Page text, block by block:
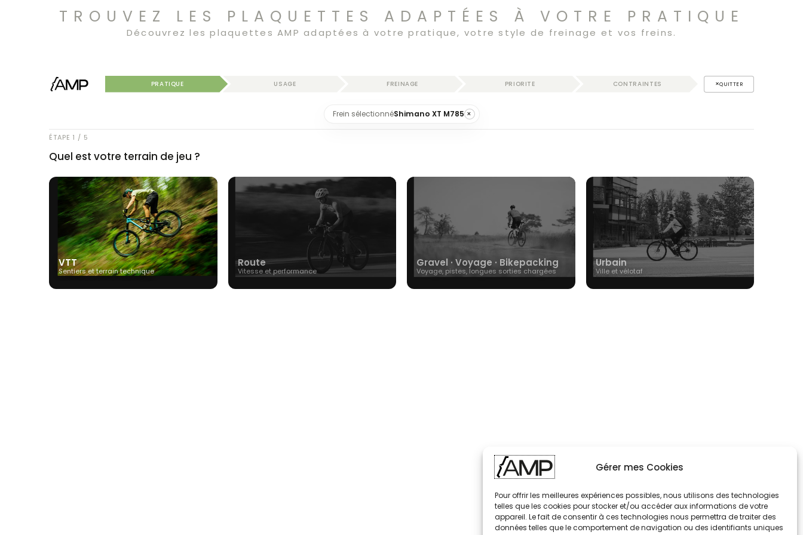
Gérer mes Cookies
Pour offrir les meilleures expériences possibles, nous utilisons des technologies
telles que les cookies pour stocker et/ou accéder aux informations de votre
appareil. Le fait de consentir à ces technologies nous permettra de traiter des
données telles que le comportement de navigation ou des identifiants uniques
TROUVEZ LES PLAQUETTES ADAPTÉES À VOTRE PRATIQUE
Découvrez les plaquettes AMP adaptées à votre pratique, votre style de freinage et vos freins.
PRATIQUE USAGE FREINAGE PRIORITÉ CONTRAINTES QUITTER
Frein sélectionnéShimano XT M785 ×
ÉTAPE 1 / 5
Quel est votre terrain de jeu ?
VTT
Sentiers et terrain technique
Route
Vitesse et performance
Gravel · Voyage · Bikepacking
Voyage, pistes, longues sorties chargées
Urbain
Ville et vélotaf